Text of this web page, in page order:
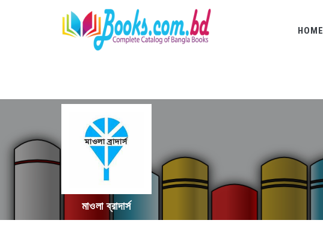
HOME
মাওলা ব্রাদার্স